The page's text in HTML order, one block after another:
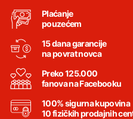
Plaćanje
pouzećem
15 dana garancije
na povrat novca
Preko 125.000
fanova na Facebooku
100% sigurna kupovina
10 fizičkih prodajnih